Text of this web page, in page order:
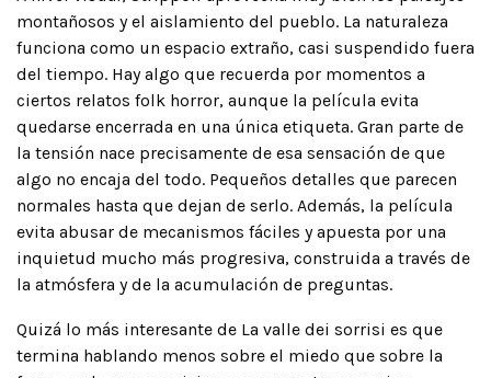
montañosos y el aislamiento del pueblo. La naturaleza
funciona como un espacio extraño, casi suspendido fuera
del tiempo. Hay algo que recuerda por momentos a
ciertos relatos folk horror, aunque la película evita
quedarse encerrada en una única etiqueta. Gran parte de
la tensión nace precisamente de esa sensación de que
algo no encaja del todo. Pequeños detalles que parecen
normales hasta que dejan de serlo. Además, la película
evita abusar de mecanismos fáciles y apuesta por una
inquietud mucho más progresiva, construida a través de
la atmósfera y de la acumulación de preguntas.
Quizá lo más interesante de La valle dei sorrisi es que
termina hablando menos sobre el miedo que sobre la